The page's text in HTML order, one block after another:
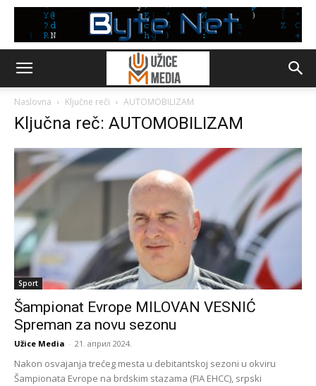
Naslovna Ključne reči AUTOMOBILIZAM
Ključna reč: AUTOMOBILIZAM
Sport
Šampionat Evrope MILOVAN VESNIĆ
Spreman za novu sezonu
Užice Media - 21. април 2024.
Nakon osvajanja trećeg mesta u debitantskoj sezoni u okviru
Šampionata Evrope na brdskim stazama (FIA EHCC), srpski